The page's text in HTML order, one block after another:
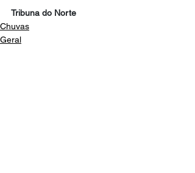
Tribuna do Norte
Chuvas
Geral